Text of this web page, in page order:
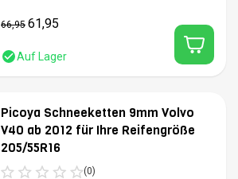
66,95 61,95
Auf Lager
Picoya Schneeketten 9mm Volvo
V40 ab 2012 für Ihre Reifengröße
205/55R16
(0)